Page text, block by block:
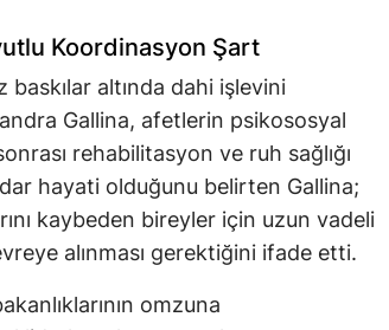
Koordinasyon Şart
altında dahi işlevini
Gallina, afetlerin psikososyal
rehabilitasyon ve ruh sağlığı
hayati olduğunu belirten Gallina;
kaybeden bireyler için uzun vadeli
alınması gerektiğini ifade etti.
omzuna